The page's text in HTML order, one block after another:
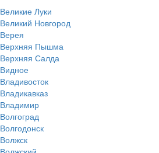
Великие Луки
Великий Новгород
Верея
Верхняя Пышма
Верхняя Салда
Видное
Владивосток
Владикавказ
Владимир
Волгоград
Волгодонск
Волжск